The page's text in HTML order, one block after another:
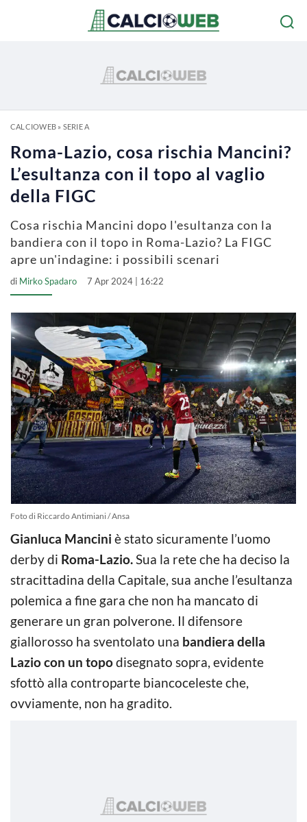
CALCIOWEB» SERIE A
Roma-Lazio, cosa rischia Mancini?
L’esultanza con il topo al vaglio
della FIGC
Cosa rischia Mancini dopo l'esultanza con la
bandiera con il topo in Roma-Lazio? La FIGC
apre un'indagine: i possibili scenari
di Mirko Spadaro 7 Apr 2024 | 16:22
Foto di Riccardo Antimiani / Ansa
Gianluca Mancini è stato sicuramente l’uomo
derby di Roma-Lazio.Sua la rete che ha deciso la
stracittadina della Capitale, sua anche l’esultanza
polemica a fine gara che non ha mancato di
generare un gran polverone. Il difensore
giallorosso ha sventolato una bandiera della
Lazio con un topodisegnato sopra, evidente
sfottò alla controparte biancoceleste che,
ovviamente, non ha gradito.